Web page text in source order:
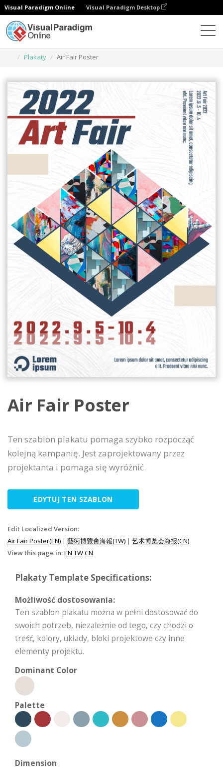
Visual Paradigm Online Visual Paradigm Desktop
Plakaty
Air Fair Poster
Air Fair Poster
Ten szablon plakatu pomaga szybko rozpocząć
kolejną kampanię. Jest zaprojektowany przez
projektanta i pomaga się wyróżnić.
EDYTUJ TEN SZABLON
Edit Localized Version:
Air Fair Poster(EN) | 藝術博覽會海報(TW) | 艺术博览会海报(CN)
View this page in:EN TWCN
Plakaty Template Specifications:
Możliwość dostosowania:
Ten szablon plakatu można w pełni dostosować do
swoich potrzeb, niezależnie od tego, czy chodzi o
treść, kolory, układy, bloki projektowe czy inne
elementy projektu.
Dominant Color
Palette
Dimension